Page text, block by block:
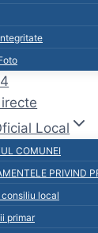
Local
COMUNEI
PRIVIND
local
primar